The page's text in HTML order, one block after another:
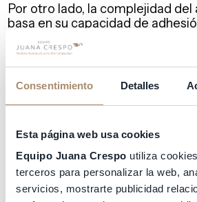
Consentimiento Detalles
Esta página web usa cookies
Equipo Juana Crespo utiliza
terceros para personalizar la web,
servicios, mostrarte publicidad
Por otro lado, la complejidad
basa en su capacidad de
zona donde implanta. Mientras
tumor perfectamente
es limpia, el contorno del
delimitado, es difuso y está
LAPARATOMÍA DE ALTA
La cirugía reproductiva debe
con los órganos intervenidos. No
extirpar la patología, sino que